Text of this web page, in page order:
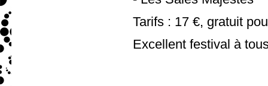
Tarifs : 17 €, gratuit
Excellent festival à